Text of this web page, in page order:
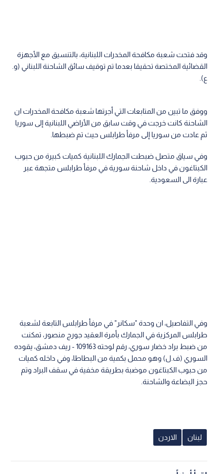
وقد فتحت شعبة مكافحة المخدرات اللبنانية، بالتنسيق مع الأجهزة
القضائية المختصة تحقيقا بعدما تم توقيف سائق الشاحنة اللبناني (و.
ع).
ووفق ما تبين من المتابعات التي أجرتها شعبة مكافحة المخدرات ان
الشاحنة كانت خرجت في وقت سابق من الأراضي اللبنانية إلى سوريا
ثم عادت من سوريا إلى مرفأ طرابلس حيث تم ضبطها.
وفي سياق متصل ضبطت الجمارك اللبنانية كميات كبيرة من حبوب
الكبتاغون في داخل شاحنة سورية في مرفأ طرابلس متجهة عبر
عبارة الى السعودية.
وفي التفاصيل، ان وحدة "سكانر" في مرفأ طرابلس التابعة لشعبة
طرابلس المركزية في الجمارك بأمرة العقيد جورج منصور، تمكنت
من ضبط براد خضار سوري، رقم لوحته 109163 - ريف دمشق، يقوده
السوري (ف.ل) وهو محمل بكمية من البطاطا، وفي داخله كميات
من حبوب الكبتاغون موضبة بطريقة مخفية في سقف البراد وتم
حجز البضاعة والشاحنة.
لبنان الاردن